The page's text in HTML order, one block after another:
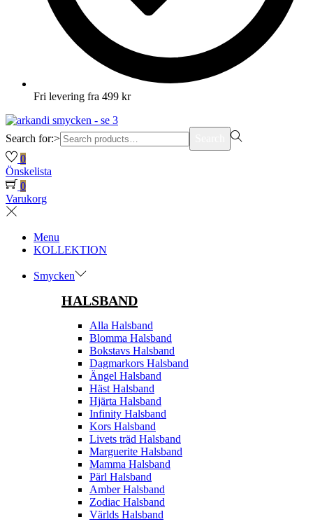
Fri levering fra 499 kr
Search for:>
0
Önskelista
0
Varukorg
Menu
KOLLEKTION
Smycken
HALSBAND
Alla Halsband
Blomma Halsband
Bokstavs Halsband
Dagmarkors Halsband
Ängel Halsband
Häst Halsband
Hjärta Halsband
Infinity Halsband
Kors Halsband
Livets träd Halsband
Marguerite Halsband
Mamma Halsband
Pärl Halsband
Amber Halsband
Zodiac Halsband
Världs Halsband